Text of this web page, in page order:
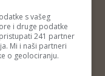
Portal
Privatnost korisnika
s vašeg
i druge podatke
241 partner
Mi i naši partneri
o geolociranju.